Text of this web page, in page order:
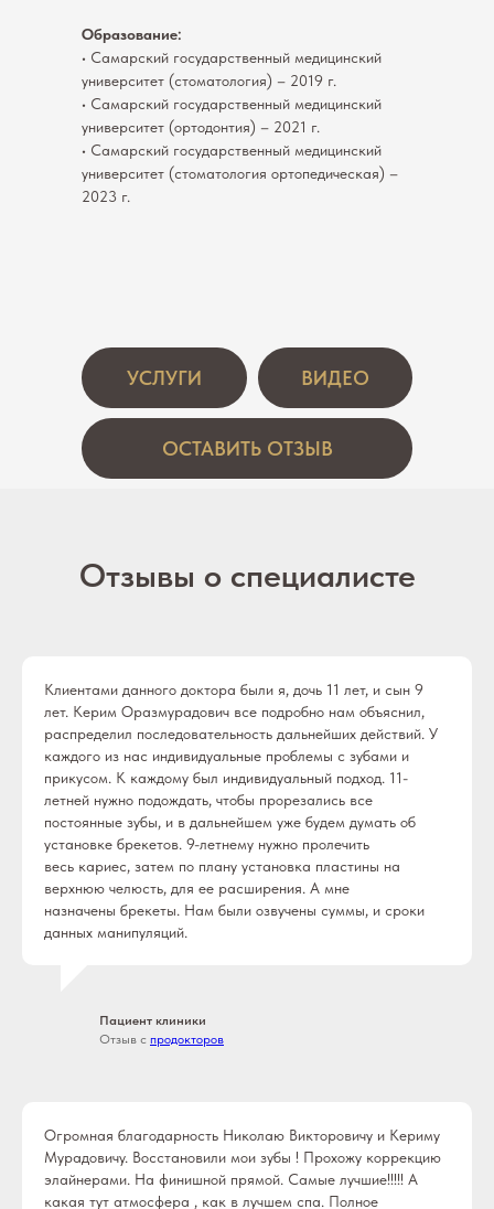
Образование:
• Самарский государственный медицинский
университет (стоматология) – 2019 г.
• Самарский государственный медицинский
университет (ортодонтия) – 2021 г.
• Самарский государственный медицинский
университет (стоматология ортопедическая) –
2023 г.
УСЛУГИ
ОСТАВИТЬ ОТЗЫВ
ВИДЕО
Отзывы о специалисте
Клиентами данного доктора были я, дочь 11 лет, и сын 9
лет. Керим Оразмурадович все подробно нам объяснил,
распределил последовательность дальнейших действий. У
каждого из нас индивидуальные проблемы с зубами и
прикусом. К каждому был индивидуальный подход. 11-
летней нужно подождать, чтобы прорезались все
постоянные зубы, и в дальнейшем уже будем думать об
установке брекетов. 9-летнему нужно пролечить
весь кариес​, затем по плану установка пластины на
верхнюю челюсть, для ее расширения. А мне
назначены брекеты​. Нам были озвучены суммы, и сроки
данных манипуляций.
Пациент клиники
Отзыв с продокторов
Огромная благодарность Николаю Викторовичу и Кериму
Мурадовичу. Восстановили мои зубы ! Прохожу коррекцию
элайнерами. На финишной прямой. Самые лучшие!!!!! А
какая тут атмосфера , как в лучшем спа. Полное